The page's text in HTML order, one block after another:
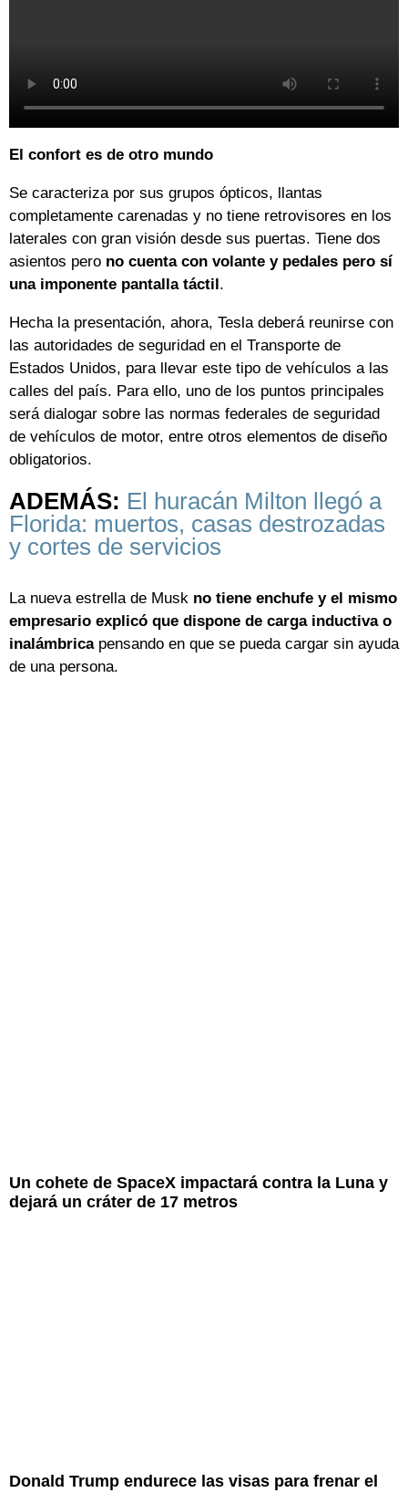
El confort es de otro mundo
Se caracteriza por sus grupos ópticos, llantas
completamente carenadas y no tiene retrovisores en los
laterales con gran visión desde sus puertas. Tiene dos
asientos pero no cuenta con volante y pedales pero sí
una imponente pantalla táctil.
Hecha la presentación, ahora, Tesla deberá reunirse con
las autoridades de seguridad en el Transporte de
Estados Unidos, para llevar este tipo de vehículos a las
calles del país. Para ello, uno de los puntos principales
será dialogar sobre las normas federales de seguridad
de vehículos de motor, entre otros elementos de diseño
obligatorios.
ADEMÁS: El huracán Milton llegó a
Florida: muertos, casas destrozadas
y cortes de servicios
La nueva estrella de Musk no tiene enchufe y el mismo
empresario explicó que dispone de carga inductiva o
inalámbricapensando en que se pueda cargar sin ayuda
de una persona.
Un cohete de SpaceX impactará contra la Luna y
dejará un cráter de 17 metros
Donald Trump endurece las visas para frenar el